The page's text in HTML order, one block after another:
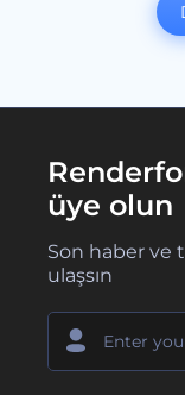
üye olun
Son haber ve
ulaşsın